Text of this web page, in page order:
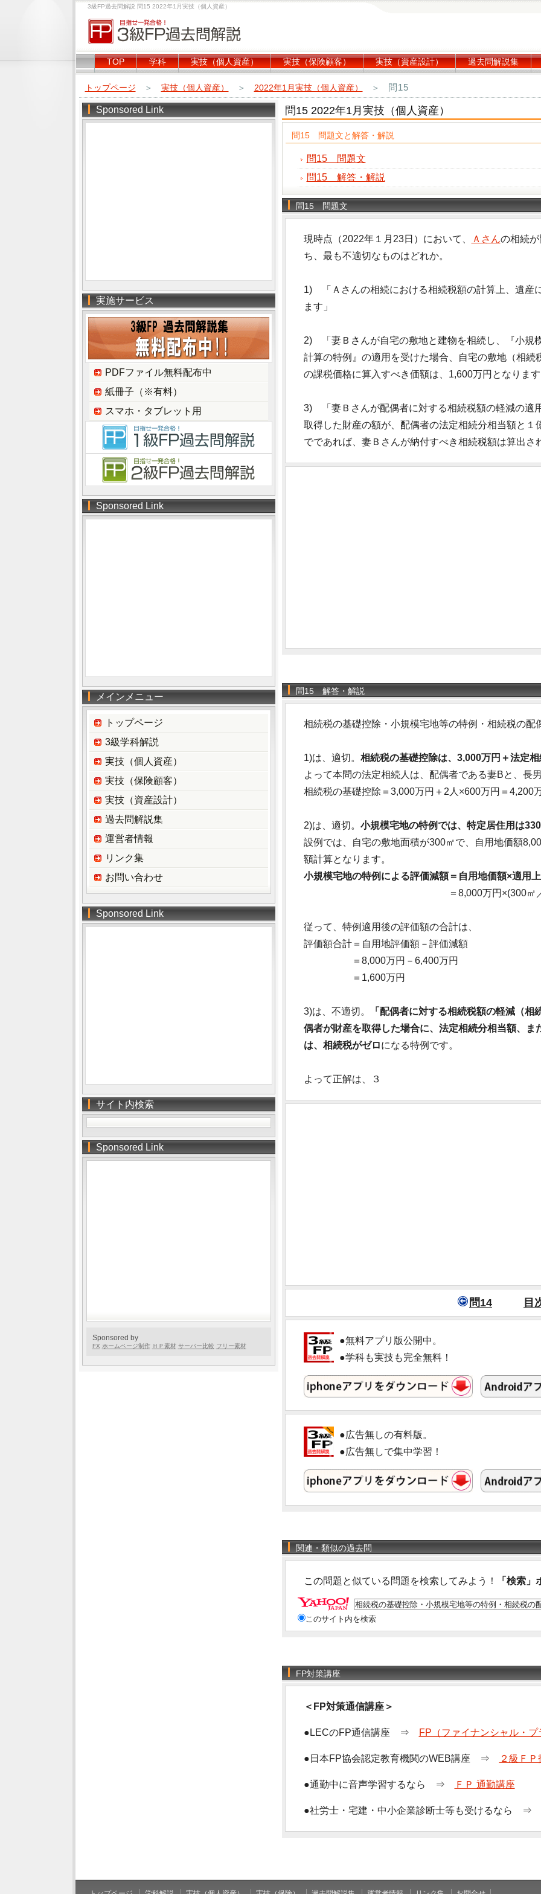
3級FP過去問解説 問15 2022年1月実技（個人資産）
TOP 学科 実技（個人資産） 実技（保険顧客） 実技（資産設計） 過去問解説集
トップページ ＞ 実技（個人資産） ＞ 2022年1月実技（個人資産） ＞ 問15
問15 2022年1月実技（個人資産）
問15 問題文と解答・解説
問15 問題文
問15 解答・解説
問15 問題文
現時点（2022年１月23日）において、 Ａさんの相続
ち、最も不適切なものはどれか。
1) 「Ａさんの相続における相続税額の計算上、遺産
ます」
2) 「妻Ｂさんが自宅の敷地と建物を相続し、『小規
計算の特例』の適用を受けた場合、自宅の敷地（相
の課税価格に算入すべき価額は、1,600万円となりま
3) 「妻Ｂさんが配偶者に対する相続税額の軽減の適
取得した財産の額が、配偶者の法定相続分相当額と
でであれば、妻Ｂさんが納付すべき相続税額は算出さ
問15 解答・解説
相続税の基礎控除・小規模宅地等の特例・相続税の配
1)は、適切。 相続税の基礎控除は、3,000万円＋法定
よって本問の法定相続人は、配偶者である妻Bと、長
相続税の基礎控除＝3,000万円＋2人×600万円＝4,200
2)は、適切。 小規模宅地の特例では、特定居住用は
設例では、自宅の敷地面積が300㎡で、自用地価額
額計算となります。
小規模宅地の特例による評価減額＝自用地価額×適用
＝8,000万円×(300㎡／300㎡
従って、特例適用後の評価額の合計は、
評価額合計＝自用地評価額－評価減額
＝8,000万円－6,400万円
＝1,600万円
3)は、不適切。
「配偶者に対する相続税額の軽減（
偶者が財産を取得した場合に、法定相続分相当額、
は、相続税がゼロになる特例です。
よって正解は、３
問14 目
●無料アプリ版公開中。
●学科も実技も完全無料！
●広告無しの有料版。
●広告無しで集中学習！
関連・類似の過去問
この問題と似ている問題を検索してみよう！ 「検索
このサイト内を検索
FP対策講座
＜FP対策通信講座＞
●LECのFP通信講座 ⇒ FP（ファイナンシャル・
●日本FP協会認定教育機関のWEB講座 ⇒ ２級ＦＰ
●通勤中に音声学習するなら ⇒ ＦＰ 通勤講座
●社労士・宅建・中小企業診断士等も受けるなら ⇒
Sponsored Link
実施サービス
PDFファイル無料配布中
紙冊子（※有料）
スマホ・タブレット用
Sponsored Link
メインメニュー
トップページ
3級学科解説
実技（個人資産）
実技（保険顧客）
実技（資産設計）
過去問解説集
運営者情報
リンク集
お問い合わせ
Sponsored Link
サイト内検索
Sponsored Link
Sponsored by
FX ホームページ制作 ＨＰ素材 サーバー比較 フリー素材